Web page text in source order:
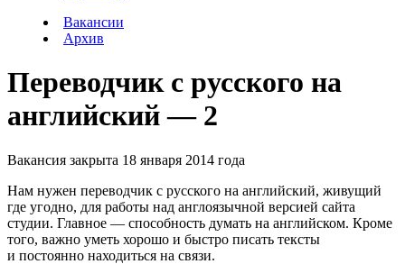
Вакансии
Архив
Переводчик с русского на
английский — 2
Вакансия закрыта 18 января 2014 года
Нам нужен переводчик с русского на английский, живущий
где угодно, для работы над англоязычной версией сайта
студии. Главное — способность думать на английском. Кроме
того, важно уметь хорошо и быстро писать тексты
и постоянно находиться на связи.